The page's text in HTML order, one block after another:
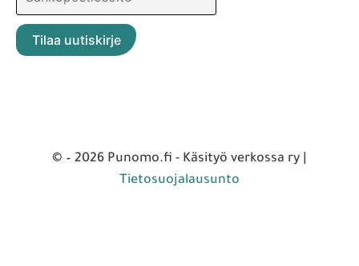
© – 2026 Punomo.fi - Käsityö verkossa ry |
Tietosuojalausunto